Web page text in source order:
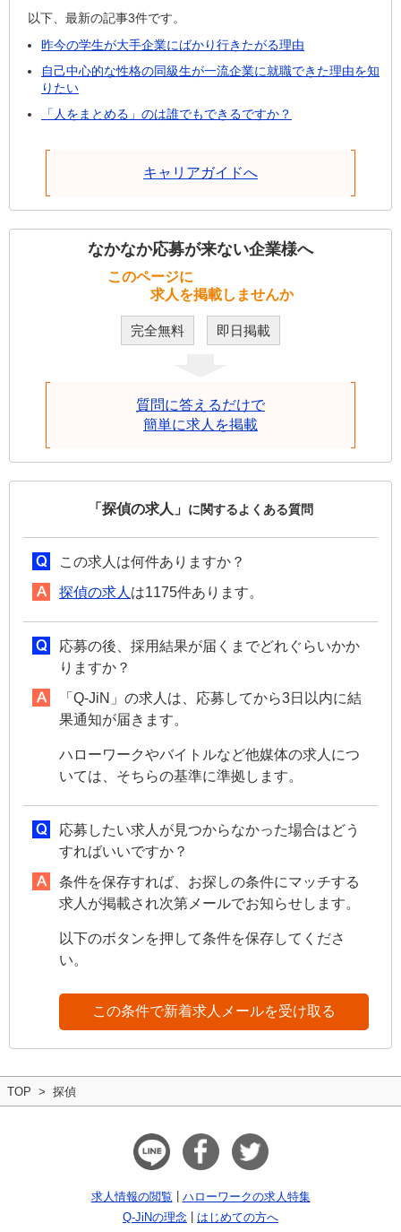
以下、最新の記事3件です。
昨今の学生が大手企業にばかり行きたがる理由
自己中心的な性格の同級生が一流企業に就職できた理由を知
りたい
「人をまとめる」のは誰でもできるですか？
キャリアガイドへ
なかなか応募が来ない企業様へ
このページに
求人を掲載しませんか
完全無料 即日掲載
質問に答えるだけで
簡単に求人を掲載
「探偵の求人」 に関するよくある質問
この求人は何件ありますか？
探偵の求人 は1175件あります。
応募の後、採用結果が届くまでどれぐらいかか
りますか？
「Q-JiN」の求人は、応募してから3日以内に結
果通知が届きます。
ハローワークやバイトルなど他媒体の求人につ
いては、そちらの基準に準拠します。
応募したい求人が見つからなかった場合はどう
すればいいですか？
条件を保存すれば、お探しの条件にマッチする
求人が掲載され次第メールでお知らせします。
以下のボタンを押して条件を保存してくださ
い。
この条件で新着求人メールを受け取る
TOP 探偵
求人情報の閲覧
ハローワークの求人特集
Q-JiNの理念
はじめての方へ